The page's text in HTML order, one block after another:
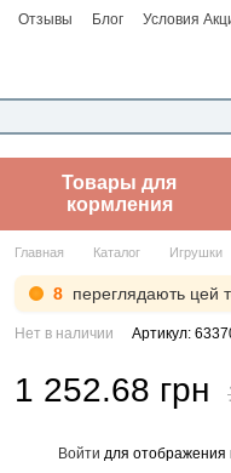
Отзывы Блог Условия
Товары для
кормления
Главная Каталог Игрушки
8 переглядають цей
Нет в наличии Артикул:
1 252.68 грн
Войти для отображения